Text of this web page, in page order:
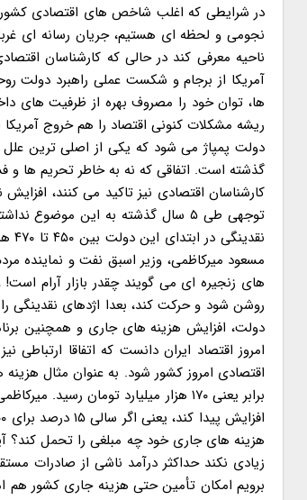
در شرایطی که اغلب شاخص های اقتصادی کشور
نجومی و لحظه ای هستیم، جریان رسانه ای
ناحیه معرفی کند در حالی که کارشناسان
آمریکا از برجام و شکست عملی راهبرد دولت
ها، توان خود را مصروف بهره از ظرفیت های
ریشه مشکلات کنونی اقتصاد را هم خروج
گذشته است. اتفاقی که نه به خاطر تحریم ها و
کارشناسان اقتصادی نیز تاکید می کنند،
توجهی طی ۵ سال گذشته به این
های زنجیره ای می گویند چقدر بازار آرام
روشن شود و حرکت کند، بعدا اژدهای نقدینگی
دولت، افزایش هزینه های جاری و همچنین
امروز اقتصاد ایران دانست که اتفاقا
برابر یعنی ۱۷۰ هزار میلیارد
هزینه های جاری خود چه مبلغی را تحمل کند؟
برویم امکان تأمین حتی هزینه جاری کشور هم